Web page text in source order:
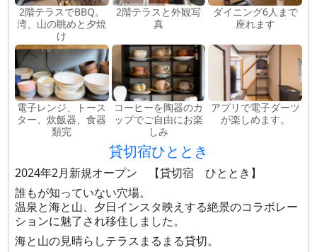
2階テラスでBBQ。
湾、山の眺めと夕焼
け
2階テラスと外観写
真
ダイニング6人まで
座れます
電子レンジ、トース
ター、炊飯器、食器
類完
コーヒーを陶器のカ
ップでご自由にお楽
しみ
アプリで電子ダーツ
が楽しめます。
貸切宿ひととき
2024年2月新規オープン 【貸切宿 ひととき】
誰もが知っていない穴場。
温泉と海と山、夕日インスタ映えする絶景のコラボレー
ションに魅了され移住しました。
海と山の見晴らしテラスまるまる貸切。